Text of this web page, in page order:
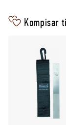
Kompisar